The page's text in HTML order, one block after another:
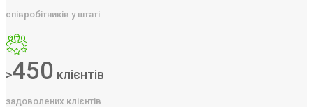
співробітників у штаті
>450 клієнтів
задоволених клієнтів